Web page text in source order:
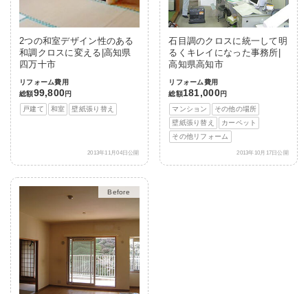
2つの和室デザイン性のある
和調クロスに変える|高知県
四万十市
リフォーム費用
総額99,800円
戸建て
和室 壁紙張り替え
2013年11月04日公開
石目調のクロスに統一して明
るくキレイになった事務所|
高知県高知市
リフォーム費用
総額181,000円
マンション
その他の場所
壁紙張り替え
カーペット
その他リフォーム
2013年10月17日公開
After